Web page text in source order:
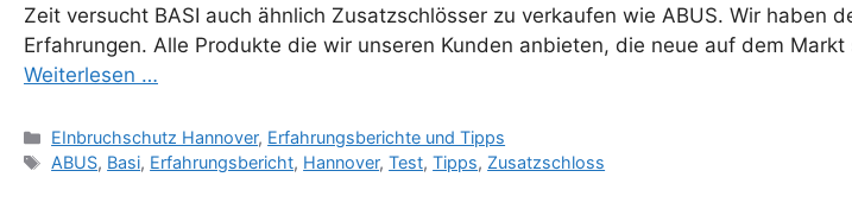
Zeit versucht BASI auch ähnlich Zusatzschlösser zu verkaufen wie ABUS. Wir haben
Erfahrungen. Alle Produkte die wir unseren Kunden anbieten, die neue auf dem
Weiterlesen …
Kategorien
EInbruchschutz Hannover, Erfahrungsberichte und Tipps
Schlagwörter
ABUS, Basi, Erfahrungsbericht, Hannover,Test,Tipps, Zusatzschloss